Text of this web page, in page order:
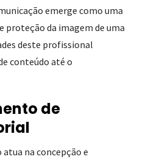
emerge como uma
proteção da imagem de uma
deste profissional
conteúdo até o
de
atua na concepção e